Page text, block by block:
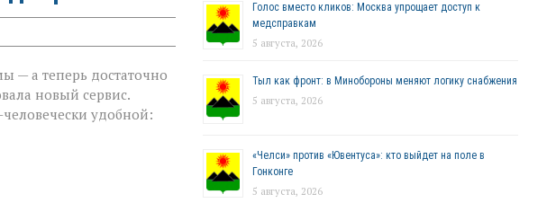
— а теперь достаточно
новый сервис.
удобной:
Голос вместо кликов: Москва упрощает доступ к
медсправкам
5 августа, 2026
Тыл как фронт: в Минобороны меняют логику снабжения
5 августа, 2026
«Челси» против «Ювентуса»: кто выйдет на поле в
Гонконге
5 августа, 2026